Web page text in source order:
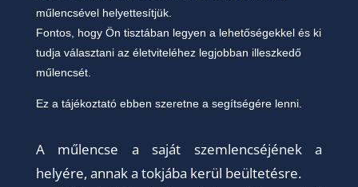
műlencsével helyettesítjük.
Fontos, hogy Ön tisztában legyen a lehetőségekkel és ki
tudja választani az életviteléhez legjobban illeszkedő
műlencsét.
Ez a tájékoztató ebben szeretne a segítségére lenni.
A műlencse a saját szemlencséjének a
helyére, annak a tokjába kerül beültetésre.